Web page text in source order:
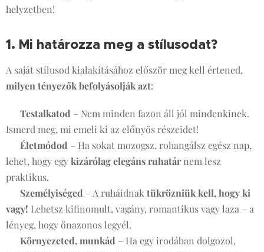
helyzetben! 💃✨
1. Mi határozza meg a stílusodat?
A saját stílusod kialakításához először meg kell értened,
milyen tényezők befolyásolják azt:
Testalkatod – Nem minden fazon áll jól mindenkinek.
Ismerd meg, mi emeli ki az előnyös részeidet!
Életmódod – Ha sokat mozogsz, rohangálsz egész nap,
lehet, hogy egykizárólag elegáns ruhatárnem lesz
praktikus.
Személyiséged – A ruháidnak tükrözniük kell, hogy ki
vagy! Lehetsz kifinomult, vagány, romantikus vagy laza – a
lényeg, hogy önazonos legyél.
Környezeted, munkád – Ha egy irodában dolgozol,